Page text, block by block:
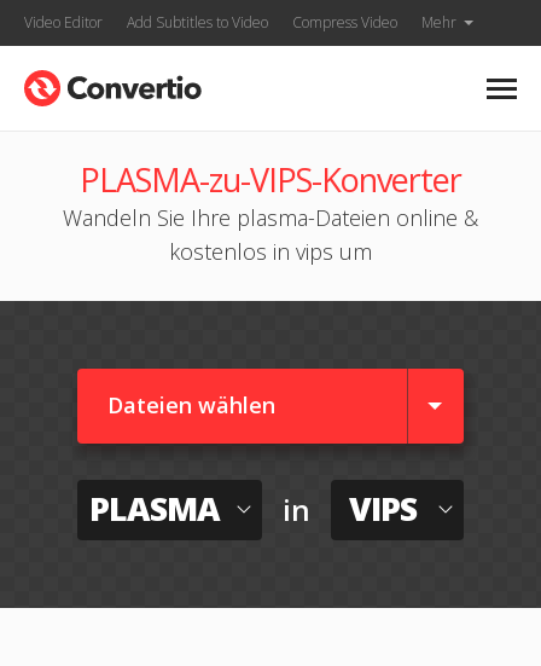
Video Editor Add Subtitles to Video Compress Video Mehr
PLASMA-zu-VIPS-Konverter
Wandeln Sie Ihre plasma-Dateien online &
kostenlos in vips um
Dateien wählen
PLASMA in VIPS